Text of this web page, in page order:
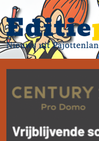
Overslaan en naar de